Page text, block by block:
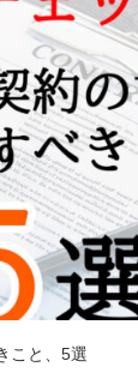
こと、5選